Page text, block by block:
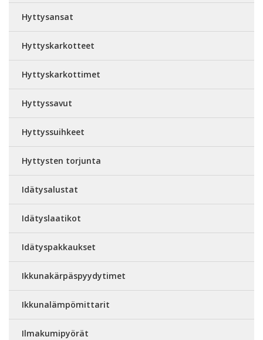
Hyttysansat
Hyttyskarkotteet
Hyttyskarkottimet
Hyttyssavut
Hyttyssuihkeet
Hyttysten torjunta
Idätysalustat
Idätyslaatikot
Idätyspakkaukset
Ikkunakärpäspyydytimet
Ikkunalämpömittarit
Ilmakumipyörät